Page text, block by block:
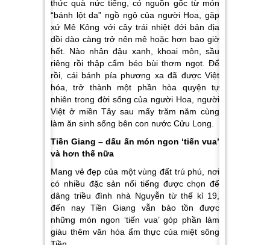
thức quà nức tiếng, có nguồn gốc từ món
“bánh lột da” ngồ ngộ của người Hoa, gặp
xứ Mê Kông với cây trái nhiệt đới bản địa
dồi dào càng trở nên mê hoặc hơn bao giờ
hết. Nào nhân đậu xanh, khoai môn, sầu
riêng rồi thập cẩm béo bùi thơm ngọt. Để
rồi, cái bánh pía phương xa đã được Việt
hóa, trở thành một phần hòa quyện tự
nhiên trong đời sống của người Hoa, người
Việt ở miền Tây sau mấy trăm năm cùng
làm ăn sinh sống bên con nước Cửu Long.
Tiền Giang – dấu ấn món ngon ‘tiến vua’
và hơn thế nữa
Mang vẻ đẹp của một vùng đất trú phú, nơi
có nhiều đặc sản nổi tiếng được chọn để
dâng triều đình nhà Nguyễn từ thế kỉ 19,
đến nayTiền Giang vẫn bảo tồn được
những món ngon ‘tiến vua’ góp phần làm
giàu thêm văn hóa ẩm thực của miệt sông